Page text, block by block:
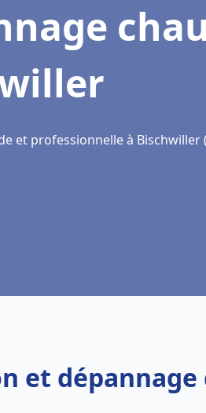
et professionnelle à Bischwiller
et